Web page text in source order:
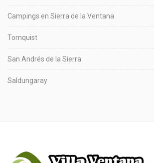
Campings en Sierra de la Ventana
Tornquist
San Andrés de la Sierra
Saldungaray